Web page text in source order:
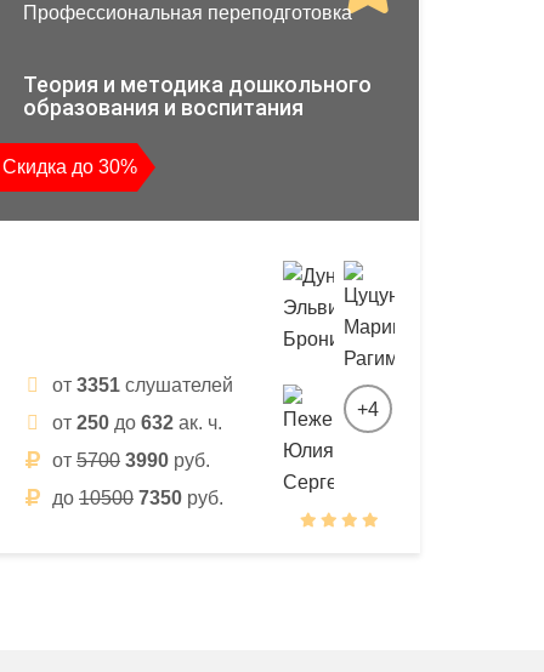
Профессиональная переподготовка
Теория и методика дошкольного
образования и воспитания
Скидка до 30%
от 3351 слушателей
от 250 до 632 ак. ч.
от 5700 3990 руб.
до 10500 7350 руб.
+4